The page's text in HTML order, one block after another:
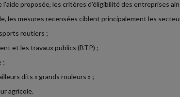
l'aide proposée, les critères d'éligibilité des entreprises
les mesures recensées ciblent principalement les
routiers ;
et les travaux publics (BTP) ;
;
dits « grands rouleurs » ;
agricole.